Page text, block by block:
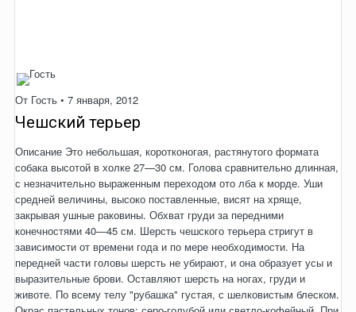
От Гость • 7 января, 2012
Чешский терьер
Описание Это небольшая, коротконогая, растянутого формата
собака высотой в холке 27—30 см. Голова сравнительно длинная,
с незначительно выраженным переходом ото лба к морде. Уши
средней величины, высоко поставленные, висят на хряще,
закрывая ушные раковины. Обхват груди за передними
конечностями 40—45 см. Шерсть чешского терьера стригут в
зависимости от времени года и по мере необходимости. На
передней части головы шерсть не убирают, и она образует усы и
выразительные брови. Оставляют шерсть на ногах, груди и
животе. По всему телу "рубашка" густая, с шелковистым блеском.